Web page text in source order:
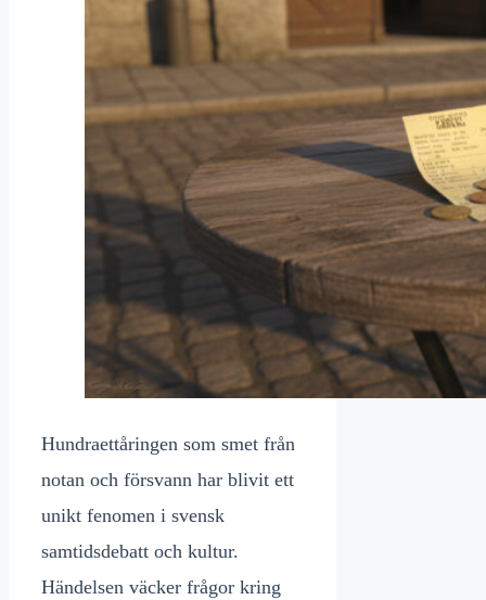
Hundraettåringen som smet från
notan och försvann har blivit ett
unikt fenomen i svensk
samtidsdebatt och kultur.
Händelsen väcker frågor kring